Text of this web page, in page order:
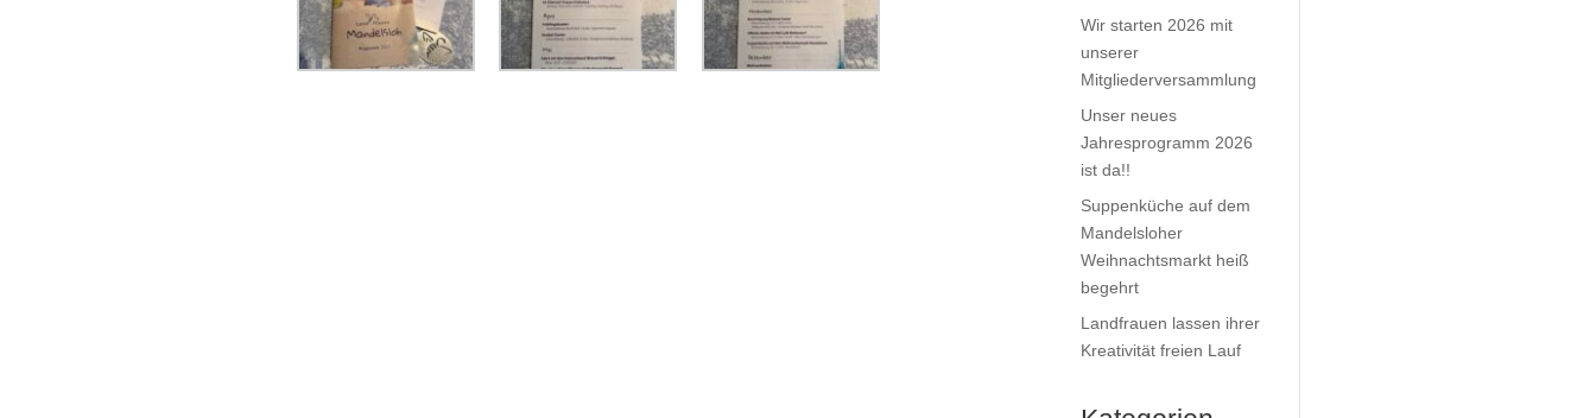
Wir starten 2026 mit
unserer
Mitgliederversammlung
Unser neues
Jahresprogramm 2026
ist da!!
Suppenküche auf dem
Mandelsloher
Weihnachtsmarkt heiß
begehrt
Landfrauen lassen ihrer
Kreativität freien Lauf